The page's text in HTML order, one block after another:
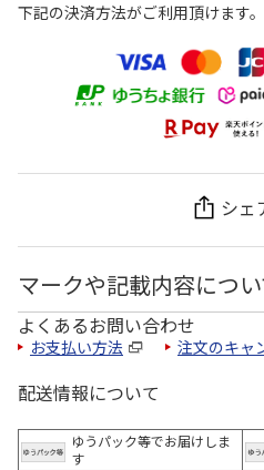
下記の決済方法がご利用頂けます。
シェ
マークや記載内容につ
よくあるお問い合わせ
お支払い方法 注文のキャ
配送情報について
ゆうパック等でお届けしま
す